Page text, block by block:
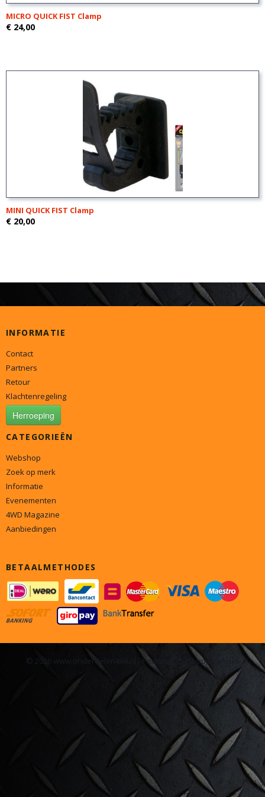
MICRO QUICK FIST Clamp
€ 24,00
MINI QUICK FIST Clamp
€ 20,00
INFORMATIE
Contact
Partners
Retour
Klachtenregeling
Herroeping
CATEGORIEËN
Webshop
Zoek op merk
Informatie
Evenementen
4WD Magazine
Aanbiedingen
BETAALMETHODES
© 2026 www.onderdelen4x4.nl - Powered by Shoppagina.nl